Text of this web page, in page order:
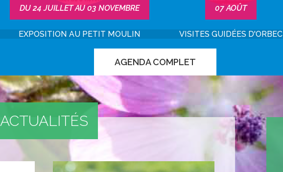
DU 24 JUILLET AU 03 NOVEMBRE
EXPOSITION AU PETIT MOULIN
07 AOÛT
VISITES GUIDÉES D'ORBEC
AGENDA COMPLET
ACTUALITÉS